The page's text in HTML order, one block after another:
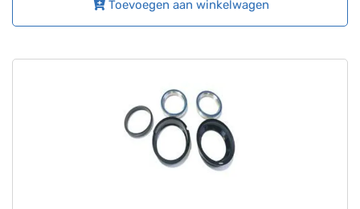
Toevoegen aan winkelwagen